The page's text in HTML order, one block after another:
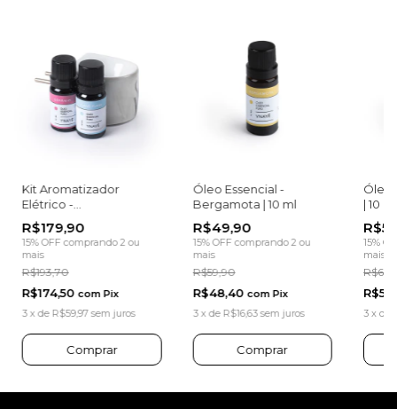
Kit Aromatizador
Elétrico -
Empoderamento
Feminino
R$179,90
15% OFF comprando 2 ou
mais
R$193,70
R$174,50 com Pix
3 xde R$59,97 sem juros
Óleo Essencial -
Bergamota | 10 ml
R$49,90
15% OFF comprando 2 ou
mais
R$59,90
R$48,40 com Pix
3 xde R$16,63 sem juros
Óleo
| 10 ml
15%
mais
3 x de